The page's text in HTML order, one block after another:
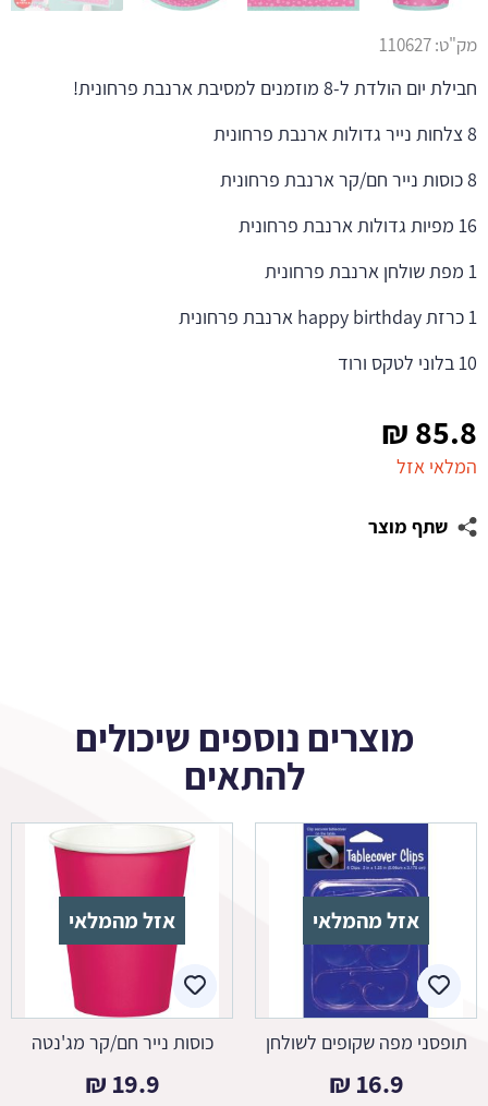
85.8
₪
המלאי אזל
שתף מוצר
מק"ט:110627
חבילת יום הולדת ל-8 מוזמנים למסיבת ארנבת פרחונית!
8 צלחות נייר גדולות ארנבת פרחונית
8 כוסות נייר חם/קר ארנבת פרחונית
16 מפיות גדולות ארנבת פרחונית
1 מפת שולחן ארנבת פרחונית
1 כרזת happy birthday ארנבת פרחונית
10 בלוני לטקס ורוד
מוצרים נוספים שיכולים
להתאים
אזל מהמלאי
תופסני מפה שקופים לשולחן
16.9
₪
אזל מהמלאי
כוסות נייר חם/קר מג'נטה
19.9
₪